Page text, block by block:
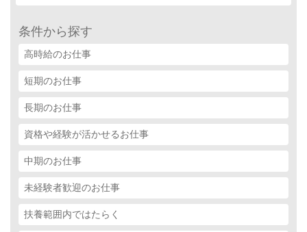
条件から探す
高時給のお仕事
短期のお仕事
長期のお仕事
資格や経験が活かせるお仕事
中期のお仕事
未経験者歓迎のお仕事
扶養範囲内ではたらく